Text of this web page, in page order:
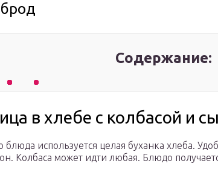
Содержание:
в хлебе с колбасой и
блюда используется целая буханка хлеба.
Колбаса может идти любая. Блюдо